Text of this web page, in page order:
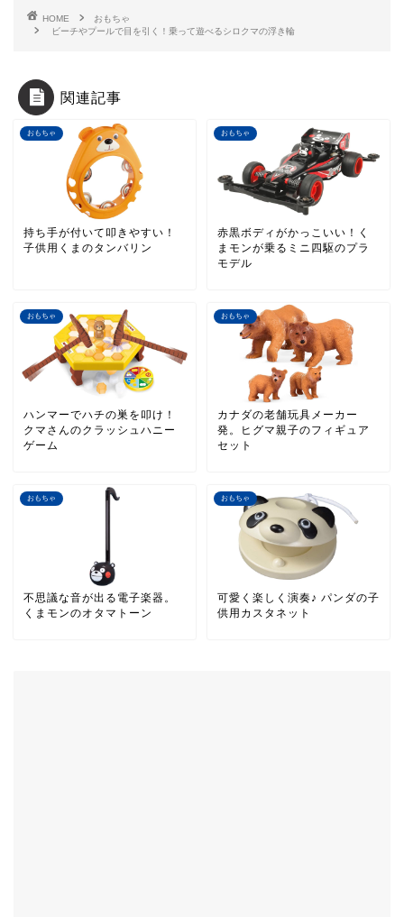
HOME
おもちゃ
ビーチやプールで目を引く！乗って遊べるシロクマの浮き輪
関連記事
おもちゃ
持ち手が付いて叩きやすい！
子供用くまのタンバリン
おもちゃ
赤黒ボディがかっこいい！く
まモンが乗るミニ四駆のプラ
モデル
おもちゃ
ハンマーでハチの巣を叩け！
クマさんのクラッシュハニー
ゲーム
おもちゃ
カナダの老舗玩具メーカー
発。ヒグマ親子のフィギュア
セット
おもちゃ
不思議な音が出る電子楽器。
くまモンのオタマトーン
おもちゃ
可愛く楽しく演奏♪ パンダの子
供用カスタネット